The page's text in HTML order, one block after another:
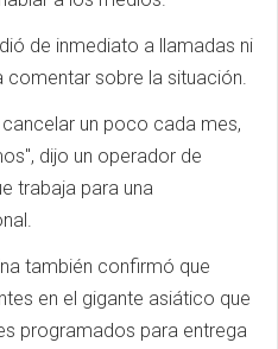
de inmediato a llamadas ni
sobre la situación.
un poco cada mes,
dijo un operador de
trabaja para una
también confirmó que
en el gigante asiático que
programados para entrega